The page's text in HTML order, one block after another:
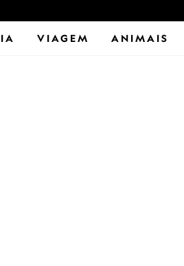
VIAGEM ANIMAIS